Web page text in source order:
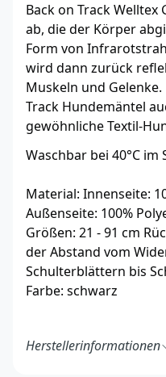
Back on Track
ab, die der Körper
Form von
wird dann zurück
Muskeln und
Track Hundemäntel
gewöhnliche Textil-
Waschbar bei 40°C im
Material: Innenseite:
Außenseite: 100%
Größen: 21 - 91 cm
der Abstand vom
Schulterblättern bis
Farbe: schwarz
Herstellerinformationen